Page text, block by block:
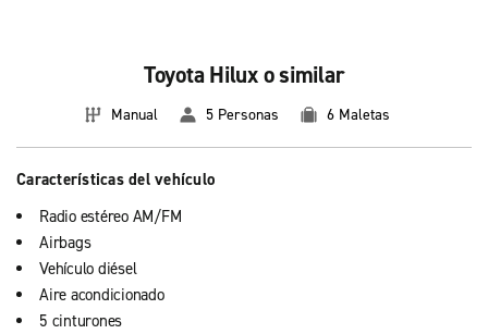
Toyota Hilux o similar
Manual 5 Personas 6 Maletas
Características del vehículo
Radio estéreo AM/FM
Airbags
Vehículo diésel
Aire acondicionado
5 cinturones